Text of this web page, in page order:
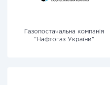
Газопостачальна компанія
"Нафтогаз України"